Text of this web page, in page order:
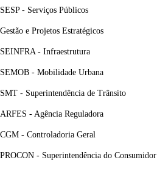
SESP - Serviços Públicos
Gestão e Projetos Estratégicos
SEINFRA - Infraestrutura
SEMOB - Mobilidade Urbana
SMT - Superintendência de Trânsito
ARFES - Agência Reguladora
CGM - Controladoria Geral
PROCON - Superintendência do Consumidor